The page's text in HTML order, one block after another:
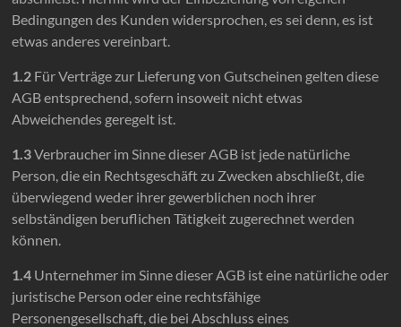
Bedingungen des Kunden widersprochen, es sei denn, es ist
etwas anderes vereinbart.
1.2 Für Verträge zur Lieferung von Gutscheinen gelten diese
AGB entsprechend, sofern insoweit nicht etwas
Abweichendes geregelt ist.
1.3Verbraucher im Sinne dieser AGB ist jede natürliche
Person, die ein Rechtsgeschäft zu Zwecken abschließt, die
überwiegend weder ihrer gewerblichen noch ihrer
selbständigen beruflichen Tätigkeit zugerechnet werden
können.
1.4 Unternehmer im Sinne dieser AGB ist eine natürliche oder
juristische Person oder eine rechtsfähige
Personengesellschaft, die bei Abschluss eines